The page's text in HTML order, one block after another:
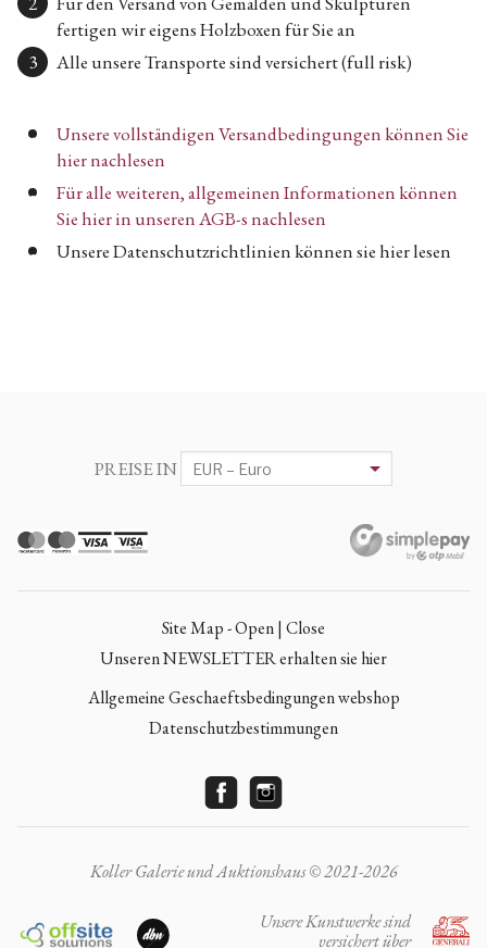
fertigen wir eigens Holzboxen für Sie an
Alle unsere Transporte sind versichert (full risk)
Unsere vollständigen Versandbedingungen können Sie
hier nachlesen
Für alle weiteren, allgemeinen Informationen können
Sie hier in unseren AGB-s nachlesen
Unsere Datenschutzrichtlinien können sie hier lesen
PREISE IN
Site Map - Open | Close
Unseren NEWSLETTER erhalten sie hier
Allgemeine Geschaeftsbedingungen webshop
Datenschutzbestimmungen
Koller Galerie und Auktionshaus © 2021-2026
Unsere Kunstwerke sind
versichert über